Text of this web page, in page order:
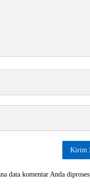
data komentar Anda diproses